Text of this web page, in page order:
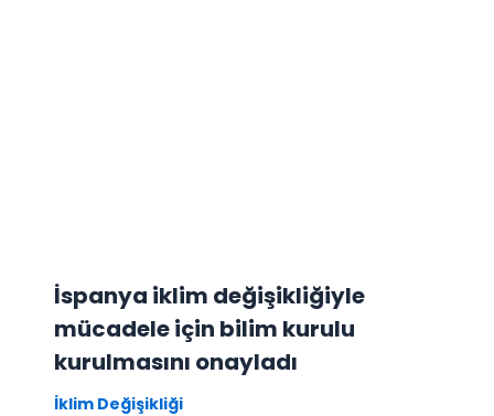
İspanya iklim değişikliğiyle
mücadele için bilim kurulu
kurulmasını onayladı
İklim Değişikliği